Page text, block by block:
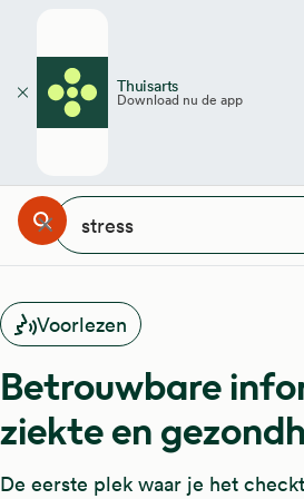
Thuisarts
Download nu de app
Sluiten
Annuleren
ben je naar op zoek?
Zoeken
Wissen
Voorlezen
Betrouwbare
ziekte en
De eerste plek waar je het